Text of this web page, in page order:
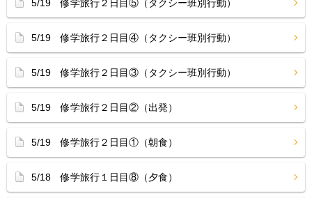
5/19 修学旅行２日目⑤（タクシー班別行動）
5/19 修学旅行２日目④（タクシー班別行動）
5/19 修学旅行２日目③（タクシー班別行動）
5/19 修学旅行２日目②（出発）
5/19 修学旅行２日目①（朝食）
5/18 修学旅行１日目⑧（夕食）